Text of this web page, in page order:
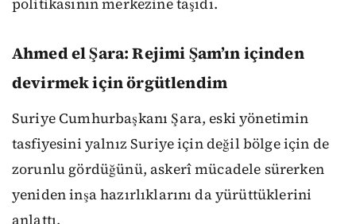
politikasının merkezine taşıdı.
Ahmed el Şara: Rejimi Şam’ın içinden
devirmek için örgütlendim
Suriye Cumhurbaşkanı Şara, eski yönetimin
tasfiyesini yalnız Suriye için değil bölge için de
zorunlu gördüğünü, askerî mücadele sürerken
yeniden inşa hazırlıklarını da yürüttüklerini
anlattı.